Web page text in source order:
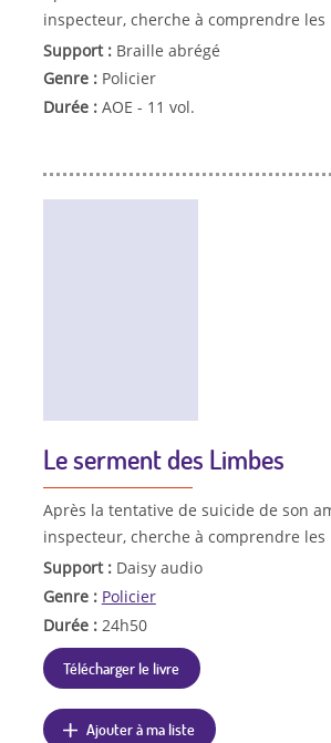
inspecteur, cherche à comprendre les
Support : Braille abrégé
Genre : Policier
Durée : AOE - 11 vol.
Le serment des Limbes
Après la tentative de suicide de son
inspecteur, cherche à comprendre les
Support : Daisy audio
Genre : Policier
Durée : 24h50
Télécharger le livre
Ajouter à ma liste